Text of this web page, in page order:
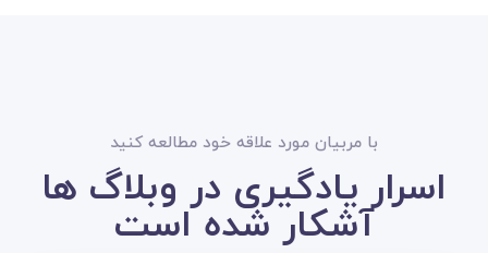
با مربیان مورد علاقه خود مطالعه کنید
اسرار یادگیری در وبلاگ ها
آشکار شده است